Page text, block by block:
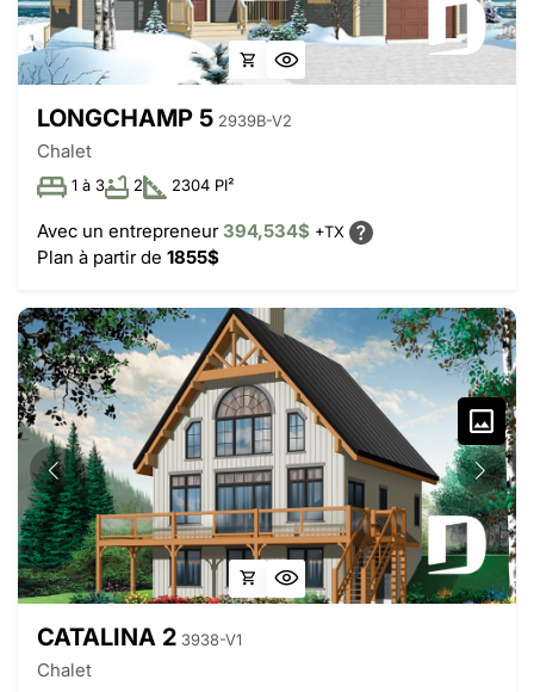
LONGCHAMP 5 2939B-V2
Chalet
1 à 3 2 2304 PI²
Avec un entrepreneur394,534$ +TX
Plan à partir de 1855$
CATALINA 2 3938-V1
Chalet